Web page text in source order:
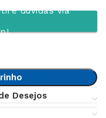
dúvidas via
Desejos